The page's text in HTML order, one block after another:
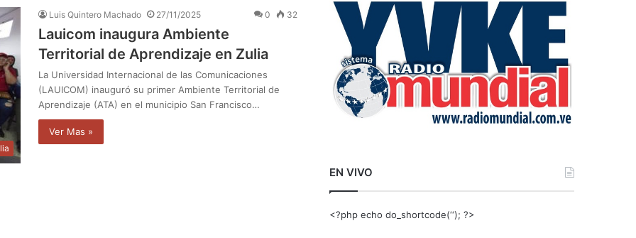
Luis Quintero Machado 27/11/2025 0 32
Lauicom inaugura Ambiente
Territorial de Aprendizaje en Zulia
La Universidad Internacional de las Comunicaciones
(LAUICOM) inauguró su primer Ambiente Territorial de
Aprendizaje (ATA) en el municipio San Francisco…
Ver Mas »
r
EN VIVO
<?php echo do_shortcode(‘‘); ?>